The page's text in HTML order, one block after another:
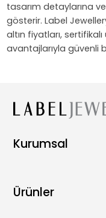
tasarım detaylarına
gösterir. Label
altın fiyatları,
avantajlarıyla güvenli
Kurumsal
Blog
SSS
Ürünler